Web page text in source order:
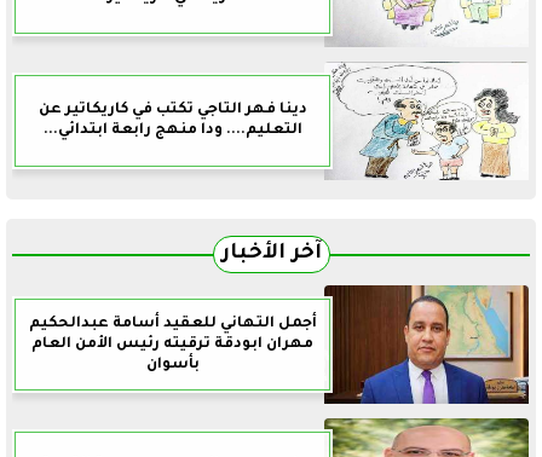
دينا فهر التاجي تكتب في كاريكاتير عن
التعليم.... ودا منهج رابعة ابتدائي...
آخر الأخبار
أجمل التهاني للعقيد أسامة عبدالحكيم
مهران ابودقة ترقيته رئيس الأمن العام
بأسوان